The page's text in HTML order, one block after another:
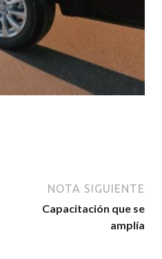
NOTA SIGUIENTE
Capacitación que se
amplía